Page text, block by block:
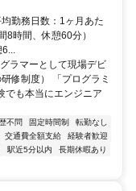
勤務日数：1ヶ月あた
時間、休憩60分）
ラマーとして現場デビ
修制度） 「プログラミ
でも本当にエンジニア
不問 固定時間制
転勤なし
交通費全額支給
経験者歓迎
駅近5分以内
長期休暇あり